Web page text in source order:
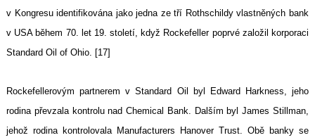
v Kongresu identifikována jako jedna ze tří Rothschildy vlastněných bank
v USA během 70. let 19. století, když Rockefeller poprvé založil korporaci
Standard Oil of Ohio. [17]
Rockefellerovým partnerem v Standard Oil byl Edward Harkness, jeho
rodina převzala kontrolu nad Chemical Bank. Dalším byl James Stillman,
jehož rodina kontrolovala Manufacturers Hanover Trust. Obě banky se